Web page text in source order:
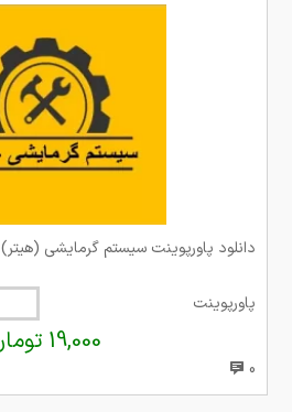
دانلود پاورپوینت سیستم گرمایشی (هیتر)
پاورپوینت
19,000 تومان
0